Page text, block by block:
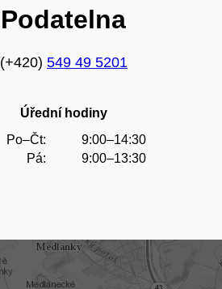
Podatelna
(+420) 549 49 5201
Úřední hodiny
Po–Čt:
Pá:
9:00–14:30
9:00–13:30